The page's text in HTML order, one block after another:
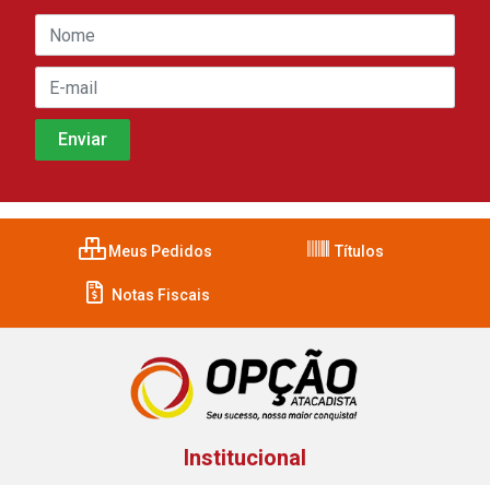
Meus Pedidos Títulos
Notas Fiscais
Institucional